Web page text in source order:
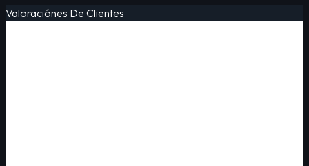
Valoraciónes De Clientes